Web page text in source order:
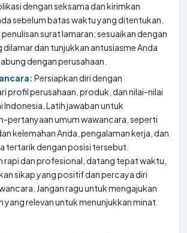
dengan seksama dan kirimkan
sebelum batas waktu yang ditentukan.
surat lamaran; sesuaikan dengan
dilamar dan tunjukkan antusiasme Anda
dengan perusahaan.
Persiapkan diri dengan
profil perusahaan, produk, dan nilai-nilai
Indonesia. Latih jawaban untuk
pertanyaan umum wawancara, seperti
kelemahan Anda, pengalaman kerja, dan
tertarik dengan posisi tersebut.
rapi dan profesional, datang tepat waktu,
sikap yang positif dan percaya diri
Jangan ragu untuk mengajukan
yang relevan untuk menunjukkan minat